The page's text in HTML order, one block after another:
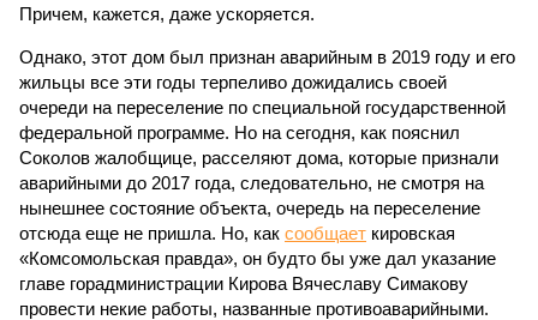
Причем, кажется, даже ускоряется.
Однако, этот дом был признан аварийным в 2019 году и его
жильцы все эти годы терпеливо дожидались своей
очереди на переселение по специальной государственной
федеральной программе. Но на сегодня, как пояснил
Соколов жалобщице, расселяют дома, которые признали
аварийными до 2017 года, следовательно, не смотря на
нынешнее состояние объекта, очередь на переселение
отсюда еще не пришла. Но, как сообщает кировская
«Комсомольская правда», он будто бы уже дал указание
главе горадминистрации Кирова Вячеславу Симакову
провести некие работы, названные противоаварийными.